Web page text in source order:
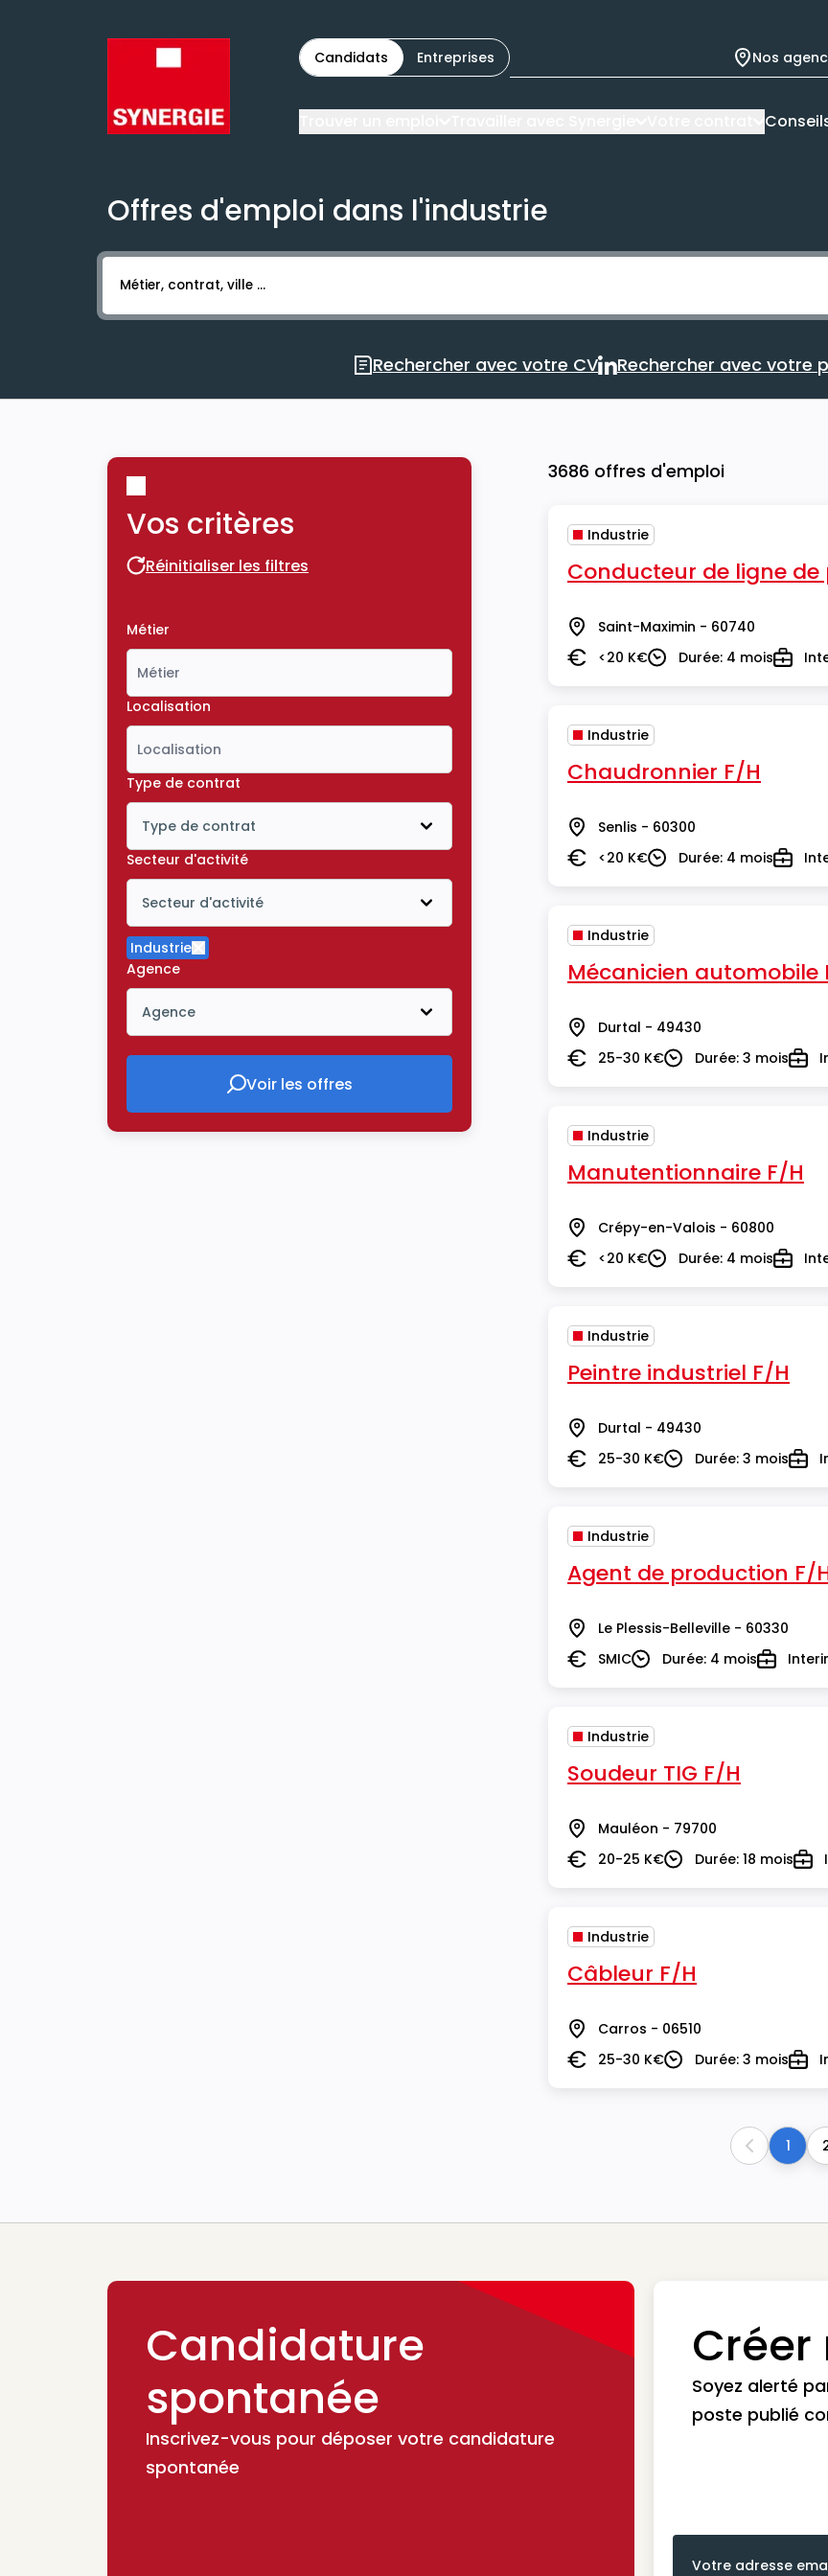
Candidats Entreprises Nos
Offres d'emploi dans l'industrie
Activer l’élément pour lancer l’enregistrement. Vous aurez 10 secondes pour enregistrer
Rechercher avec votre CV
Rechercher avec votre CV Rechercher avec votre
Vos critères
Réinitialiser les filtres
Réinitialiser les filtres
Métier
Localisation
Type de contrat
Type de contrat
Icône ouvrir la liste déroulante
Secteur d'activité
Secteur d'activité
Icône ouvrir la liste déroulante
Industrie
Supprimer le critère Industrie
Agence
Agence
Icône ouvrir la liste déroulante
Voir les offres
Voir les offres
3686 offres d'emploi
Industrie
Conducteur de ligne
Lieu Saint-Maximin - 60740
Salaire<20 K€DuréeDurée: 4 moisType
Industrie
Chaudronnier F/H
Lieu Senlis - 60300
Salaire<20 K€DuréeDurée: 4 moisType
Industrie
Mécanicien automobile
Lieu Durtal - 49430
Salaire25-30 K€DuréeDurée: 3 moisType
Industrie
Manutentionnaire F/H
Lieu Crépy-en-Valois - 60800
Salaire<20 K€DuréeDurée: 4 moisType
Industrie
Peintre industriel F/H
Lieu Durtal - 49430
Salaire25-30 K€DuréeDurée: 3 moisType
Industrie
Agent de production F/
Lieu Le Plessis-Belleville - 60330
Salaire
SMICDuréeDurée: 4 moisType
Industrie
Soudeur TIG F/H
Lieu Mauléon - 79700
Salaire20-25 K€DuréeDurée: 18 mois
Industrie
Câbleur F/H
Lieu Carros - 06510
Salaire25-30 K€DuréeDurée: 3 moisType
Previous
1
Candidature
spontanée
Inscrivez-vous pour déposer votre candidature
spontanée
Soyez alerté
poste publié
Votre adresse